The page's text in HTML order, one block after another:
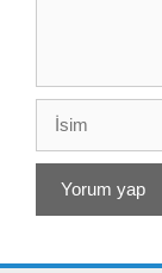
İsim